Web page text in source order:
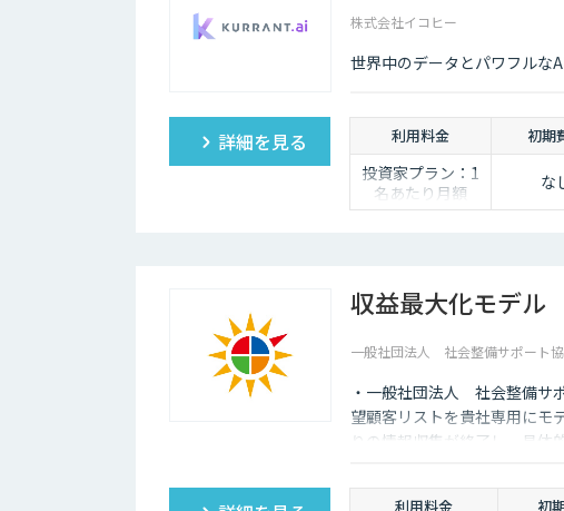
株式会社イコヒー
世界中のデータとパワフルな
詳細を見る 利用料金 初期
投資家プラン：1
名あたり月額
50,000円
な
収益最大化モデル
一般社団法人 社会整備サポート
・一般社団法人 社会整備サ
望顧客リストを貴社専用にモ
りの情報収集が終了し、具体
利用料金 初